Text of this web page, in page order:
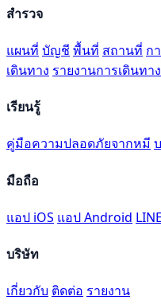
สำรวจ
แผนที่ บัญชี พื้นที่ สถานที่ ก
เดินทาง รายงานการเดินทาง
เรียนรู้
คู่มือความปลอดภัยจากหมี
มือถือ
แอป iOS แอป Android LINE
บริษัท
เกี่ยวกับ ติดต่อ รายงาน